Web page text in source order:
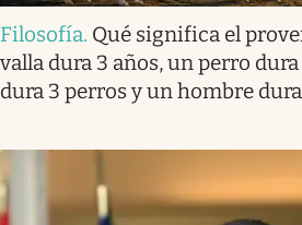
Filosofía. Qué significa el
valla dura 3 años, un perro
dura 3 perros y un hombre dura